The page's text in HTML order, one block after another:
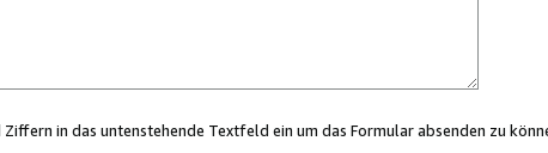
in das untenstehende Textfeld ein um das Formular absenden zu